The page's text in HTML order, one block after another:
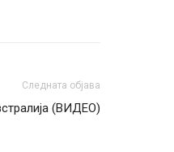
Следната објава
(ВИДЕО)